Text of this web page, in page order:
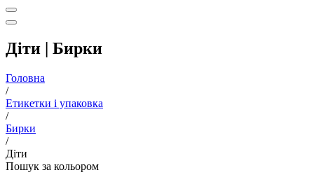
Діти | Бирки
Головна
/
Етикетки і упаковка
/
Бирки
/
Діти
Пошук за кольором